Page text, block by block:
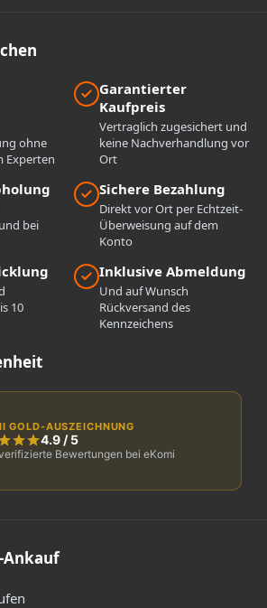
ohne
Experten
Garantierter
Kaufpreis
Vertraglich zugesichert und
keine Nachverhandlung vor
Ort
bei
Sichere Bezahlung
Direkt vor Ort per Echtzeit-
Überweisung auf dem
Konto
10
Inklusive Abmeldung
Und auf Wunsch
Rückversand des
Kennzeichens
GOLD-AUSZEICHNUNG
4.9 /5
Bewertungen bei eKomi
Ankauf